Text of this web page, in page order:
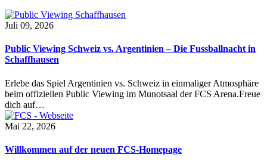
Juli 09, 2026
Public Viewing Schweiz vs. Argentinien – Die Fussballnacht in
Schaffhausen
Erlebe das Spiel Argentinien vs. Schweiz in einmaliger Atmosphäre
beim offiziellen Public Viewing im Munotsaal der FCS Arena.Freue
dich auf…
Mai 22, 2026
Willkommen auf der neuen FCS-Homepage